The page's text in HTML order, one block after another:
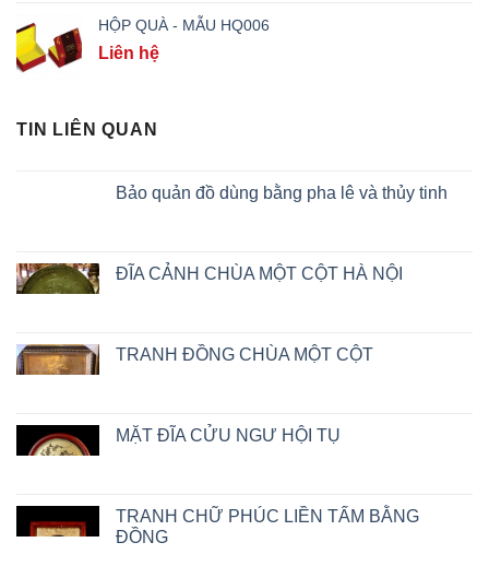
HỘP QUÀ - MẪU HQ006
Liên hệ
TIN LIÊN QUAN
Bảo quản đồ dùng bằng pha lê và thủy tinh
ĐĨA CẢNH CHÙA MỘT CỘT HÀ NỘI
TRANH ĐỒNG CHÙA MỘT CỘT
MẶT ĐĨA CỬU NGƯ HỘI TỤ
TRANH CHỮ PHÚC LIỀN TẤM BẰNG
ĐỒNG